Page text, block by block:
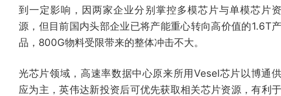
到一定影响，因两家企业分别掌控多模芯片与单模芯片资
源，但目前国内头部企业已将产能重心转向高价值的1.6T产
品，800G物料受限带来的整体冲击不大。
光芯片领域，高速率数据中心原来所用Vesel芯片以博通供
应为主，英伟达新投资后可优先获取相关芯片资源，有利于